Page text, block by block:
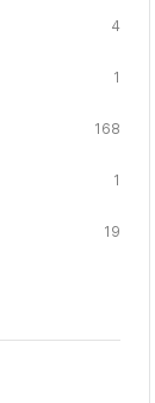
4
1
168
1
19